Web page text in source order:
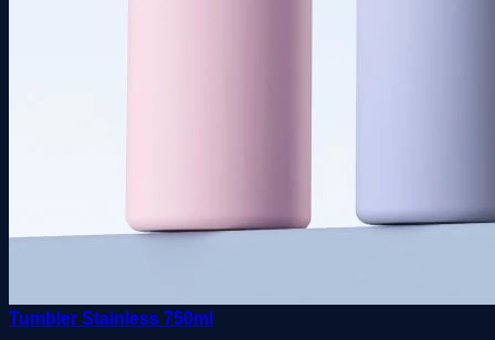
Tumbler Stainless 750ml